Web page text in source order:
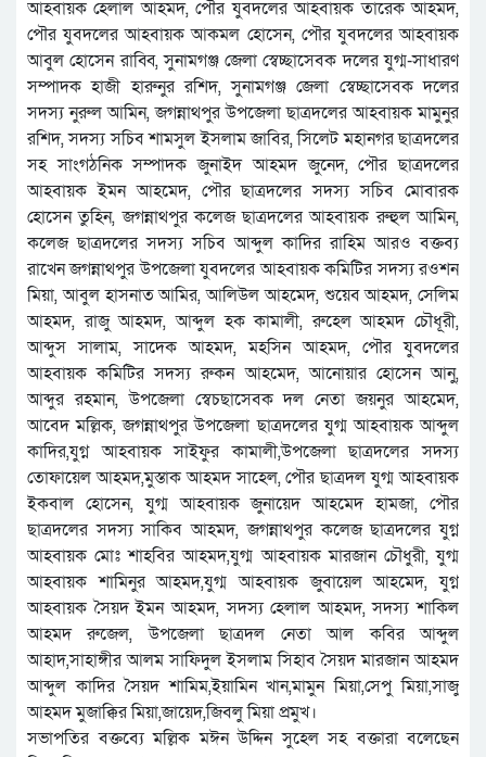
আহবায়ক হেলাল আহমদ, পৌর যুবদলের আহবায়ক তারেক আহমদ,
পৌর যুবদলের আহবায়ক আকমল হোসেন, পৌর যুবদলের আহবায়ক
আবুল হোসেন রাব্বি, সুনামগঞ্জ জেলা স্বেচ্ছাসেবক দলের যুগ্ম-সাধারণ
সম্পাদক হাজী হারুনুর রশিদ, সুনামগঞ্জ জেলা স্বেচ্ছাসেবক দলের
সদস্য নুরুল আমিন, জগন্নাথপুর উপজেলা ছাত্রদলের আহবায়ক মামুনুর
রশিদ, সদস্য সচিব শামসুল ইসলাম জাবির, সিলেট মহানগর ছাত্রদলের
সহ সাংগঠনিক সম্পাদক জুনাইদ আহমদ জুনেদ, পৌর ছাত্রদলের
আহবায়ক ইমন আহমেদ, পৌর ছাত্রদলের সদস্য সচিব মোবারক
হোসেন তুহিন, জগন্নাথপুর কলেজ ছাত্রদলের আহবায়ক রুহুল আমিন,
কলেজ ছাত্রদলের সদস্য সচিব আব্দুল কাদির রাহিম আরও বক্তব্য
রাখেন জগন্নাথপুর উপজেলা যুবদলের আহবায়ক কমিটির সদস্য রওশন
মিয়া, আবুল হাসনাত আমির, আলিউল আহমেদ, শুয়েব আহমদ, সেলিম
আহমদ, রাজু আহমদ, আব্দুল হক কামালী, রুহেল আহমদ চৌধূরী,
আব্দুস সালাম, সাদেক আহমদ, মহসিন আহমদ, পৌর যুবদলের
আহবায়ক কমিটির সদস্য রুকন আহমেদ, আনোয়ার হোসেন আনু,
আব্দুর রহমান, উপজেলা স্বেচছাসেবক দল নেতা জয়নুর আহমেদ,
আবেদ মল্লিক, জগন্নাথপুর উপজেলা ছাত্রদলের যুগ্ম আহবায়ক আব্দুল
কাদির,যুগ্ন আহবায়ক সাইফুর কামালী,উপজেলা ছাত্রদলের সদস্য
তোফায়েল আহমদ,মুস্তাক আহমদ সাহেল, পৌর ছাত্রদল যুগ্ম আহবায়ক
ইকবাল হোসেন, যুগ্ম আহবায়ক জুনায়েদ আহমেদ হামজা, পৌর
ছাত্রদলের সদস্য সাকিব আহমদ, জগন্নাথপুর কলেজ ছাত্রদলের যুগ্ন
আহবায়ক মোঃ শাহবির আহমদ,যুগ্ম আহবায়ক মারজান চৌধুরী, যুগ্ম
আহবায়ক শামিনুর আহমদ,যুগ্ম আহবায়ক জুবায়েল আহমেদ, যুগ্ন
আহবায়ক সৈয়দ ইমন আহমদ, সদস্য হেলাল আহমদ, সদস্য শাকিল
আহমদ রুজেল, উপজেলা ছাত্রদল নেতা আল কবির আব্দুল
আহাদ,সাহাঙ্গীর আলম সাফিদুল ইসলাম সিহাব সৈয়দ মারজান আহমদ
আব্দুল কাদির সৈয়দ শামিম,ইয়ামিন খান,মামুন মিয়া,সেপু মিয়া,সাজু
আহমদ মুজাক্কির মিয়া,জায়েদ,জিবলু মিয়া প্রমুখ।
সভাপতির বক্তব্যে মল্লিক মঈন উদ্দিন সুহেল সহ বক্তারা বলেছেন